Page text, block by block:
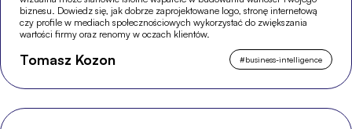
biznesu. Dowiedz się, jak dobrze zaprojektowane logo, stronę internetową
czy profile w mediach społecznościowych wykorzystać do zwiększania
wartości firmy oraz renomy w oczach klientów.
Tomasz Kozon #business-intelligence